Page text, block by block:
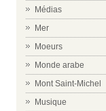
Médias
Mer
Moeurs
Monde arabe
Mont Saint-Michel
Musique